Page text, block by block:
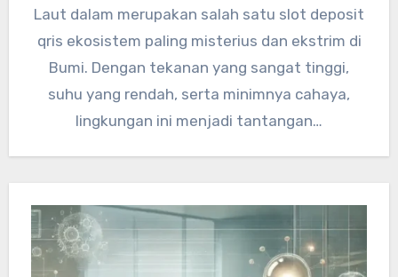
Laut dalam merupakan salah satu slot deposit
qris ekosistem paling misterius dan ekstrim di
Bumi. Dengan tekanan yang sangat tinggi,
suhu yang rendah, serta minimnya cahaya,
lingkungan ini menjadi tantangan…